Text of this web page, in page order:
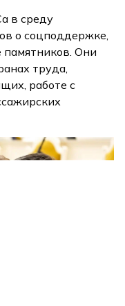
в среду
о соцподдержке,
Они
труда,
работе с